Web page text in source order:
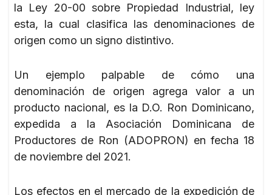
la Ley 20-00 sobre Propiedad Industrial, ley
esta, la cual clasifica las denominaciones de
origen como un signo distintivo.
Un ejemplo palpable de cómo una
denominación de origen agrega valor a un
producto nacional, es la D.O. Ron Dominicano,
expedida a la Asociación Dominicana de
Productores de Ron (ADOPRON) en fecha 18
de noviembre del 2021.
Los efectos en el mercado de la expedición de